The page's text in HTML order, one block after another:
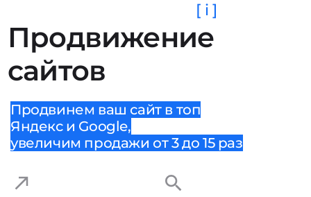
Продвижение
сайтов
[ i ]
Продвинем ваш сайт в топ
Яндекс и Google,
увеличим продажи от 3 до 15 раз